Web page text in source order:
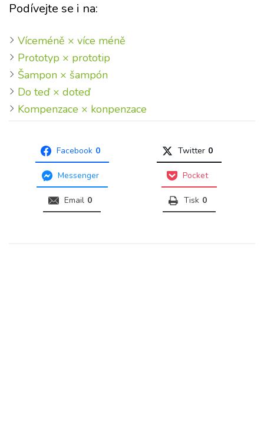
Podívejte se i na:
Víceméně × více méně
Prototyp × prototip
Šampon × šampón
Do teď × doteď
Kompenzace × konpenzace
Facebook 0 Twitter 0
Messenger Pocket
Email 0 Tisk 0